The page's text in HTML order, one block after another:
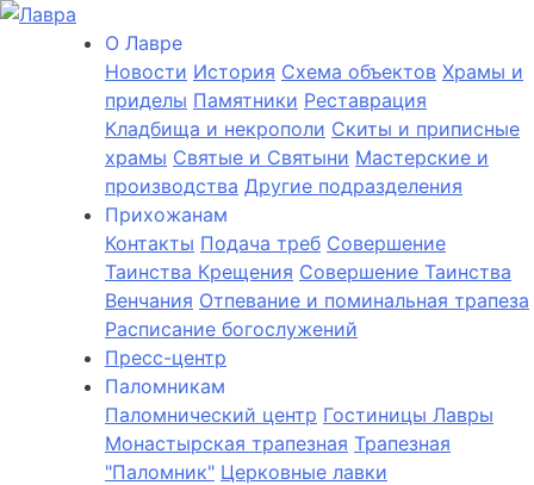
О Лаврe
Новости История Cхема объектов Храмы и
приделы Памятники Реставрация
Кладбища и некрополи Скиты и приписные
храмы Святые и Святыни Мастерские и
производства Другие подразделения
Прихожанам
Контакты Подача треб Совершение
Таинства Крещения Совершение Таинства
Венчания Отпевание и поминальная трапеза
Расписание богослужений
Пресс-центр
Паломникам
Паломнический центр Гостиницы Лавры
Монастырская трапезная Трапезная
"Паломник" Церковные лавки